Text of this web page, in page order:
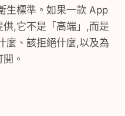
生標準。如果一款 App
,它不是「高端」,而是
麼、該拒絕什麼,以及為
。